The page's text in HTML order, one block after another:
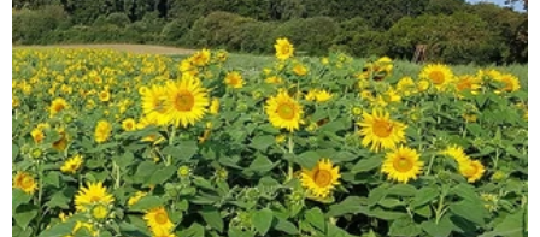
Kühltheke
Naturkost
Getränke
Naturdrogerie